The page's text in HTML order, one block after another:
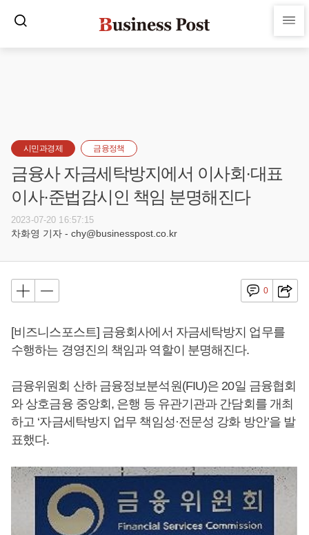
시민과경제 금융정책
금융사 자금세탁방지에서 이사회·대표
이사·준법감시인 책임 분명해진다
2023-07-20 16:57:15
차화영 기자 - chy@businesspost.co.kr
0
[비즈니스포스트] 금융회사에서 자금세탁방지 업무를
수행하는 경영진의 책임과 역할이 분명해진다.
금융위원회 산하 금융정보분석원(FIU)은 20일 금융협회
와 상호금융 중앙회, 은행 등 유관기관과 간담회를 개최
하고 ‘자금세탁방지 업무 책임성·전문성 강화 방안’을 발
표했다.